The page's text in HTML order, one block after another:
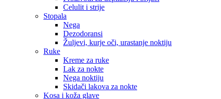
Celulit i strije
Stopala
Nega
Dezodoransi
Žuljevi, kurje oči, urastanje noktiju
Ruke
Kreme za ruke
Lak za nokte
Nega noktiju
Skidači lakova za nokte
Kosa i koža glave